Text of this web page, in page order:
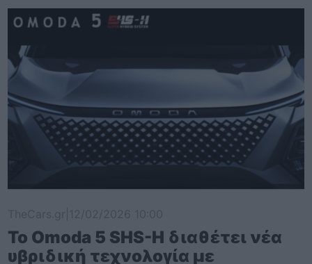
Το Omoda 5 SHS-H διαθέτει νέα
υβριδική τεχνολογία με